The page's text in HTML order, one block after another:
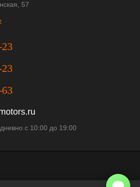
57
с 10:00 до 19:00